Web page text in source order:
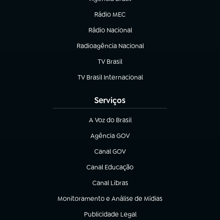
Rádio MEC
Rádio Nacional
(abre em nova aba)
Radioagência Nacional
(abre em nova aba)
TV Brasil
(abre em nova aba)
TV Brasil Internacional
(abre em nova aba)
Serviços
A Voz do Brasil
(abre em nova aba)
Agência GOV
(abre em nova aba)
Canal GOV
(abre em nova aba)
Canal Educação
(abre em nova aba)
Canal Libras
(abre em nova aba)
Monitoramento e Análise de Mídias
(abre em nova aba)
Publicidade Legal
(abre em nova aba)